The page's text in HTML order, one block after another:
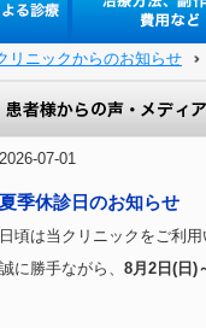
リニックからのお知らせ
2026-07-01
夏季休診日のお知らせ
日頃は当クリニックをご利
誠に勝手ながら、 8月2日(日)